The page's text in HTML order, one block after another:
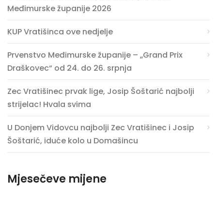
Međimurske županije 2026
KUP Vratišinca ove nedjelje
Prvenstvo Međimurske županije – „Grand Prix
Draškovec“ od 24. do 26. srpnja
Zec Vratišinec prvak lige, Josip Šoštarić najbolji
strijelac! Hvala svima
U Donjem Vidovcu najbolji Zec Vratišinec i Josip
Šoštarić, iduće kolo u Domašincu
Mjesečeve mijene